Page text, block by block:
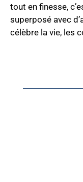
tout en finesse,
superposé avec
célèbre la vie, les